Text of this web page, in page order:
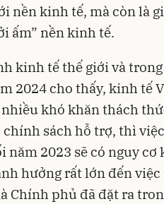
nền kinh tế, mà còn là
ấm” nền kinh tế.
kinh tế thế giới và
2024 cho thấy, kinh tế
khó khăn thách
sách hỗ trợ, thì
2023 sẽ có nguy cơ
hưởng rất lớn đến
Chính phủ đã đặt ra